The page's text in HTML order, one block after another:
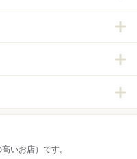
いお店）です。